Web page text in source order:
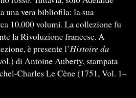
una vera bibliofila: la sua
10.000 volumi. La collezione fu
la Rivoluzione francese. A
è presente l’Histoire du
di Antoine Auberty, stampata
Charles Le Cène (1751, Vol. 1–